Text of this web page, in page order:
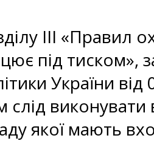
III «Правил
під тиском»,
України
виконувати
якої мають